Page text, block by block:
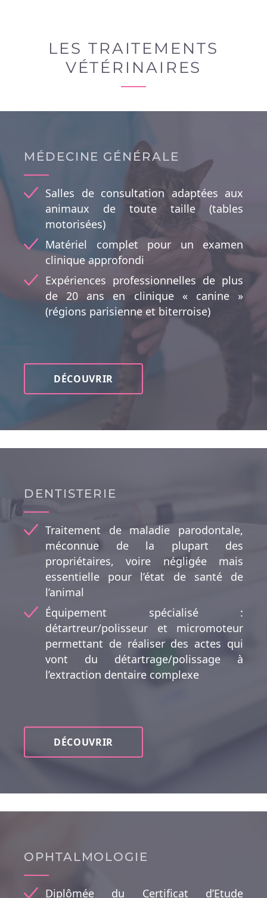
LES TRAITEMENTS
VÉTÉRINAIRES
MÉDECINE GÉNÉRALE
Salles de consultation adaptées aux
animaux de toute taille (tables
motorisées)
Matériel complet pour un examen
clinique approfondi
Expériences professionnelles de plus
de 20 ans en clinique « canine »
(régions parisienne et biterroise)
DÉCOUVRIR
DENTISTERIE
Traitement de maladie parodontale,
méconnue de la plupart des
propriétaires, voire négligée mais
essentielle pour l’état de santé de
l’animal
Équipement spécialisé :
détartreur/polisseur et micromoteur
permettant de réaliser des actes qui
vont du détartrage/polissage à
l’extraction dentaire complexe
DÉCOUVRIR
OPHTALMOLOGIE
Diplômée du Certificat d’Etude